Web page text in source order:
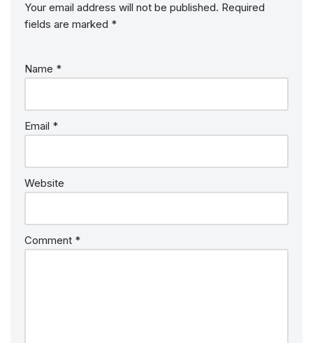
Your email address will not be published. Required
fields are marked *
Name *
Email *
Website
Comment *